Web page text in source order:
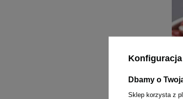
Dbamy o
Sklep korzysta z